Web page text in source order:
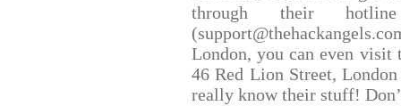
through their hotline
London, you can even
46 Red Lion Street,
really know their stuff!